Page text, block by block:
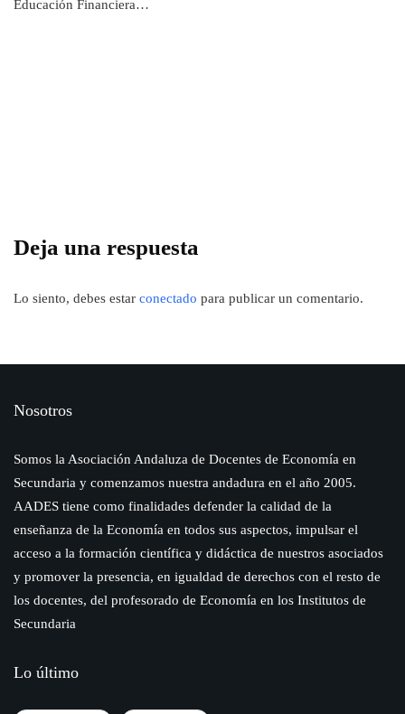
Educación Financiera…
Deja una respuesta
Lo siento, debes estar conectado para publicar un comentario.
Nosotros
Somos la Asociación Andaluza de Docentes de Economía en
Secundaria y comenzamos nuestra andadura en el año 2005.
AADES tiene como finalidades defender la calidad de la
enseñanza de la Economía en todos sus aspectos, impulsar el
acceso a la formación científica y didáctica de nuestros asociados
y promover la presencia, en igualdad de derechos con el resto de
los docentes, del profesorado de Economía en los Institutos de
Secundaria
Lo último